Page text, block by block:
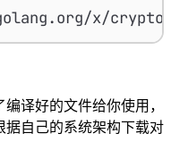
x/crypto/
译好的文件给你使用，
据自己的系统架构下载对